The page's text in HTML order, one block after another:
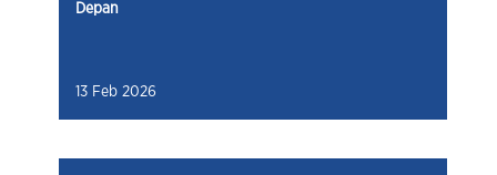
Depan
13 Feb 2026